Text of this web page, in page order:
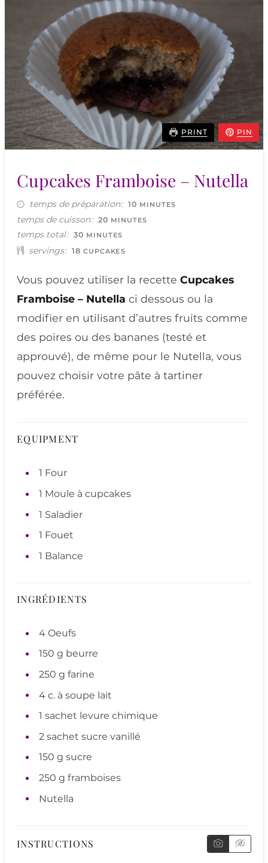
PRINT PIN
Cupcakes Framboise – Nutella
temps de préparation 10 MINUTES
MINUTES
temps de cuisson 20 MINUTES
MINUTES
temps total 30 MINUTES
MINUTES
servings 18 CUPCAKES
Vous pouvez utiliser la recette Cupcakes
Framboise – Nutella ci dessous ou la
modifier en utilisant d’autres fruits comme
des poires ou des bananes (testé et
approuvé), de même pour le Nutella, vous
pouvez choisir votre pâte à tartiner
préférée.
EQUIPMENT
1 Four
1 Moule à cupcakes
1 Saladier
1 Fouet
1 Balance
INGRÉDIENTS
4 Oeufs
150 g beurre
250 g farine
4 c. à soupe lait
1 sachet levure chimique
2 sachet sucre vanillé
150 g sucre
250 g framboises
Nutella
INSTRUCTIONS